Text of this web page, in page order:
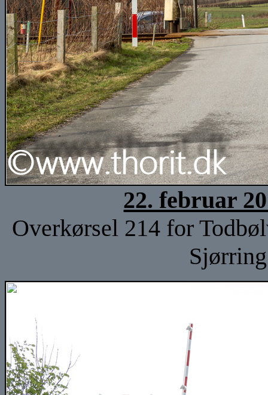
22. februar
Overkørsel 214 for